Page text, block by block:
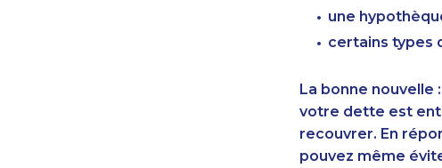
une
certains types
La bonne nouvelle
votre dette est
recouvrer. En
pouvez même